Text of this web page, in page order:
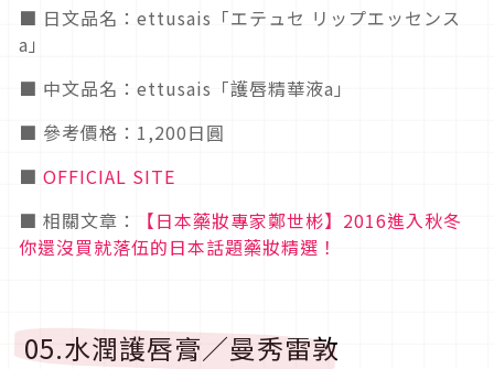
■ 日文品名：ettusais「エテュセ リップエッセンス
a」
■ 中文品名：ettusais「護唇精華液a」
■ 參考價格：1,200日圓
■ OFFICIAL SITE
■ 相關文章：
【日本藥妝專家鄭世彬】2016進入秋冬
你還沒買就落伍的日本話題藥妝精選！
05.水潤護唇膏／曼秀雷敦